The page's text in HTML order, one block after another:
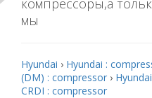
компрессоры,а
мы
Hyundai › Hyundai :
(DM) : compressor ›
CRDI : compressor